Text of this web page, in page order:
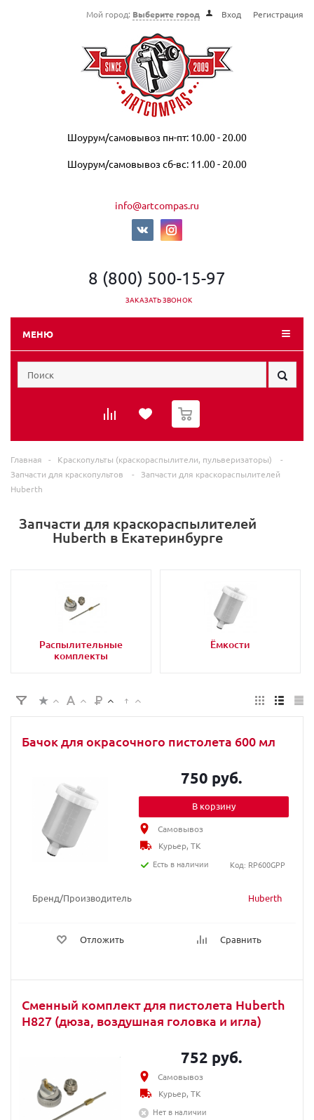
Мой город: Выберите город Вход Регистрация
Шоурум/самовывоз пн-пт: 10.00 - 20.00
Шоурум/самовывоз сб-вс: 11.00 - 20.00
info@artcompas.ru
8 (800) 500-15-97
ЗАКАЗАТЬ ЗВОНОК
МЕНЮ
0
Главная - Краскопульты (краскораспылители, пульверизаторы)
-
Запчасти для краскопультов
-
Запчасти для краскораспылителей
Huberth
Запчасти для краскораспылителей
Huberth в Екатеринбурге
Распылительные
комплекты
Ёмкости
Бачок для окрасочного пистолета 600 мл
Бренд/Производитель Huberth
Отложить Сравнить
750 руб.
В корзину
Самовывоз
Курьер, ТК
Есть в наличии
Код: RP600GPP
Сменный комплект для пистолета Huberth
H827 (дюза, воздушная головка и игла)
752 руб.
Самовывоз
Курьер, ТК
Нет в наличии